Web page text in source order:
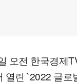
오전 한국경제
열린 `2022 글로